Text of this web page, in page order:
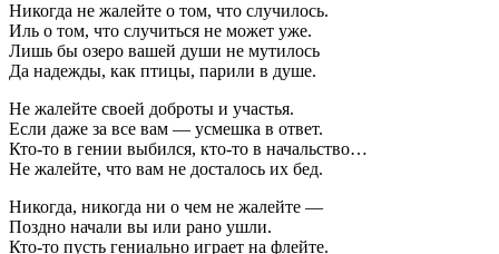
Никогда не жалейте о том, что случилось.
Иль о том, что случиться не может уже.
Лишь бы озеро вашей души не мутилось
Да надежды, как птицы, парили в душе.
Не жалейте своей доброты и участья.
Если даже за все вам — усмешка в ответ.
Кто-то в гении выбился, кто-то в начальство…
Не жалейте, что вам не досталось их бед.
Никогда, никогда ни о чем не жалейте —
Поздно начали вы или рано ушли.
Кто-то пусть гениально играет на флейте.